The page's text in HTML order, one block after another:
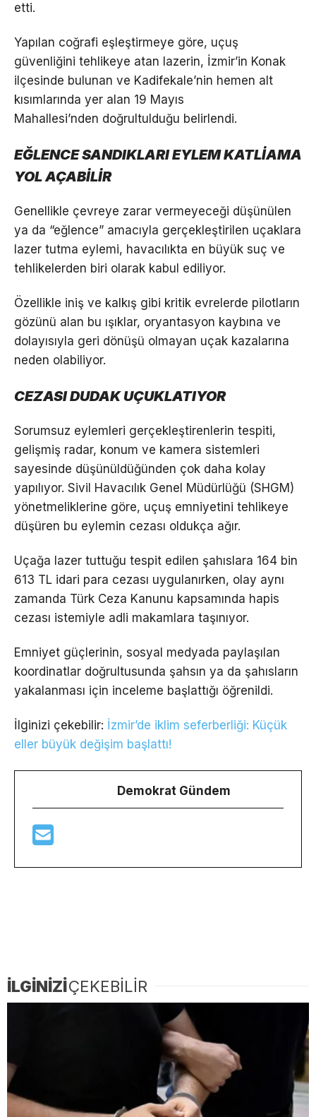
etti.
Yapılan coğrafi eşleştirmeye göre, uçuş
güvenliğini tehlikeye atan lazerin, İzmir’in Konak
ilçesinde bulunan ve Kadifekale’nin hemen alt
kısımlarında yer alan 19 Mayıs
Mahallesi’nden doğrultulduğu belirlendi.
EĞLENCE SANDIKLARI EYLEM KATLİAMA
YOL AÇABİLİR
Genellikle çevreye zarar vermeyeceği düşünülen
ya da “eğlence” amacıyla gerçekleştirilen uçaklara
lazer tutma eylemi, havacılıkta en büyük suç ve
tehlikelerden biri olarak kabul ediliyor.
Özellikle iniş ve kalkış gibi kritik evrelerde pilotların
gözünü alan bu ışıklar, oryantasyon kaybına ve
dolayısıyla geri dönüşü olmayan uçak kazalarına
neden olabiliyor.
CEZASI DUDAK UÇUKLATIYOR
Sorumsuz eylemleri gerçekleştirenlerin tespiti,
gelişmiş radar, konum ve kamera sistemleri
sayesinde düşünüldüğünden çok daha kolay
yapılıyor. Sivil Havacılık Genel Müdürlüğü (SHGM)
yönetmeliklerine göre, uçuş emniyetini tehlikeye
düşüren bu eylemin cezası oldukça ağır.
Uçağa lazer tuttuğu tespit edilen şahıslara 164 bin
613 TL idari para cezası uygulanırken, olay aynı
zamanda Türk Ceza Kanunu kapsamında hapis
cezası istemiyle adli makamlara taşınıyor.
Emniyet güçlerinin, sosyal medyada paylaşılan
koordinatlar doğrultusunda şahsın ya da şahısların
yakalanması için inceleme başlattığı öğrenildi.
İlginizi çekebilir: İzmir’de iklim seferberliği: Küçük
eller büyük değişim başlattı!
Demokrat Gündem
İLGİNİZİÇEKEBİLİR